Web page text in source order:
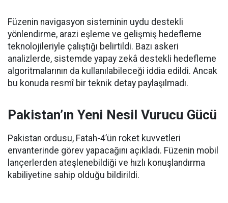
Füzenin navigasyon sisteminin uydu destekli
yönlendirme, arazi eşleme ve gelişmiş hedefleme
teknolojileriyle çalıştığı belirtildi. Bazı askeri
analizlerde, sistemde yapay zekâ destekli hedefleme
algoritmalarının da kullanılabileceği iddia edildi. Ancak
bu konuda resmî bir teknik detay paylaşılmadı.
Pakistan’ın Yeni Nesil Vurucu Gücü
Pakistan ordusu, Fatah-4’ün roket kuvvetleri
envanterinde görev yapacağını açıkladı. Füzenin mobil
lançerlerden ateşlenebildiği ve hızlı konuşlandırma
kabiliyetine sahip olduğu bildirildi.